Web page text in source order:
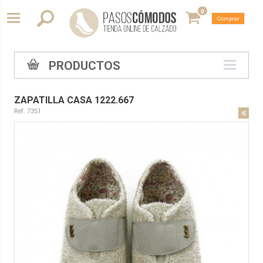
0
Comprar
PRODUCTOS
ZAPATILLA CASA 1222.667
Ref. 7351